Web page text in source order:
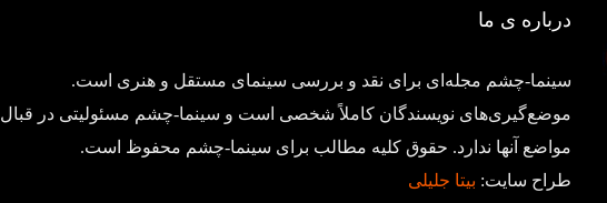
درباره ی ما
سینما-چشم مجله‌ای برای نقد و بررسی سینمای مستقل و هنری است.
موضع‌گیری‌های نویسندگان کاملاً شخصی است و سینما-چشم مسئولیتی در قبال
مواضع آنها ندارد. حقوق کلیه مطالب برای سینما-چشم محفوظ است.
طراح سایت: بیتا جلیلی